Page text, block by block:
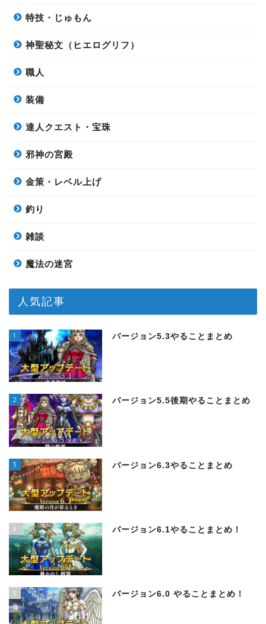
特技・じゅもん
神聖秘文（ヒエログリフ）
職人
装備
達人クエスト・宝珠
邪神の宮殿
金策・レベル上げ
釣り
雑談
魔法の迷宮
人気記事
1 バージョン5.3やることまとめ
2 バージョン5.5後期やることまとめ
3 バージョン6.3やることまとめ
4 バージョン6.1やることまとめ！
5 バージョン6.0 やることまとめ！